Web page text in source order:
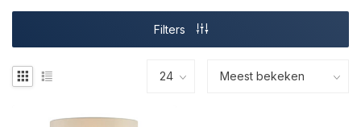
Filters